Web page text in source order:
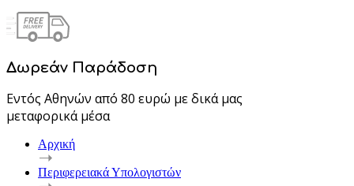
Δωρεάν Παράδοση
Εντός Αθηνών από 80 ευρώ με δικά μας
μεταφορικά μέσα
Αρχική
Περιφερειακά Υπολογιστών